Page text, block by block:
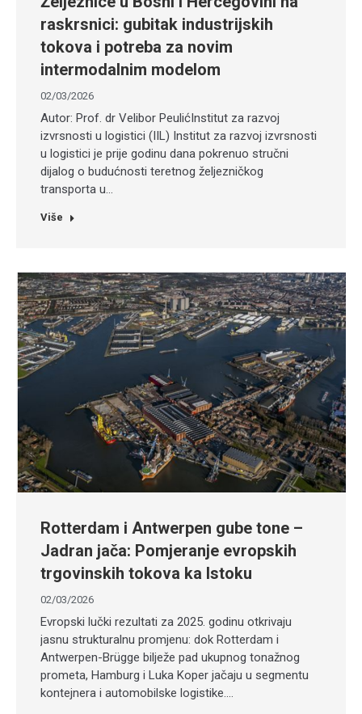
raskrsnici: gubitak industrijskih
tokova i potreba za novim
intermodalnim modelom
02/03/2026
Autor: Prof. dr Velibor PeulićInstitut za razvoj
izvrsnosti u logistici (IIL) Institut za razvoj izvrsnosti
u logistici je prije godinu dana pokrenuo stručni
dijalog o budućnosti teretnog željezničkog
transporta u…
Više
Rotterdam i Antwerpen gube tone –
Jadran jača: Pomjeranje evropskih
trgovinskih tokova ka Istoku
02/03/2026
Evropski lučki rezultati za 2025. godinu otkrivaju
jasnu strukturalnu promjenu: dok Rotterdam i
Antwerpen-Brügge bilježe pad ukupnog tonažnog
prometa, Hamburg i Luka Koper jačaju u segmentu
kontejnera i automobilske logistike.…